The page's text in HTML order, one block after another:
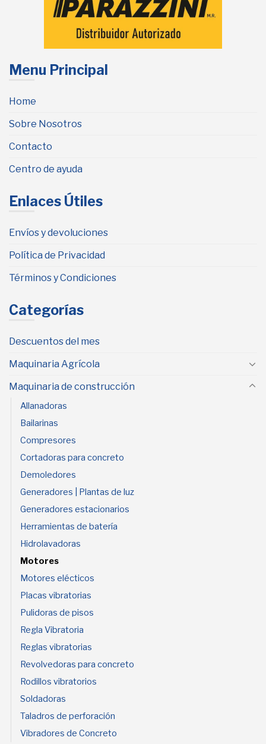
Menu Principal
Home
Sobre Nosotros
Contacto
Centro de ayuda
Enlaces Útiles
Envíos y devoluciones
Política de Privacidad
Términos y Condiciones
Categorías
Descuentos del mes
Maquinaria Agrícola
Maquinaria de construcción
Allanadoras
Bailarinas
Compresores
Cortadoras para concreto
Demoledores
Generadores | Plantas de luz
Generadores estacionarios
Herramientas de batería
Hidrolavadoras
Motores
Motores elécticos
Placas vibratorias
Pulidoras de pisos
Regla Vibratoria
Reglas vibratorias
Revolvedoras para concreto
Rodillos vibratorios
Soldadoras
Taladros de perforación
Vibradores de Concreto